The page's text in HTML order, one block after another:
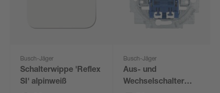
Busch-Jäger
Schalterwippe 'Reflex
SI' alpinweiß
Busch-Jäger
Aus- und
Wechselschalter